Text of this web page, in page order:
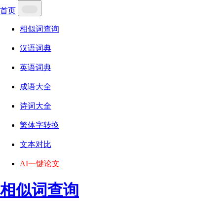
首页
相似词查询
汉语词典
英语词典
成语大全
诗词大全
繁体字转换
文本对比
AI一键论文
相似词查询